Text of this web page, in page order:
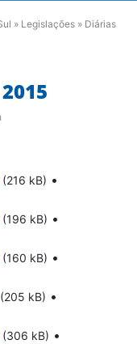
» Legislações » Diárias
(216 kB) •
(196 kB) •
(160 kB) •
(205 kB) •
(306 kB) •